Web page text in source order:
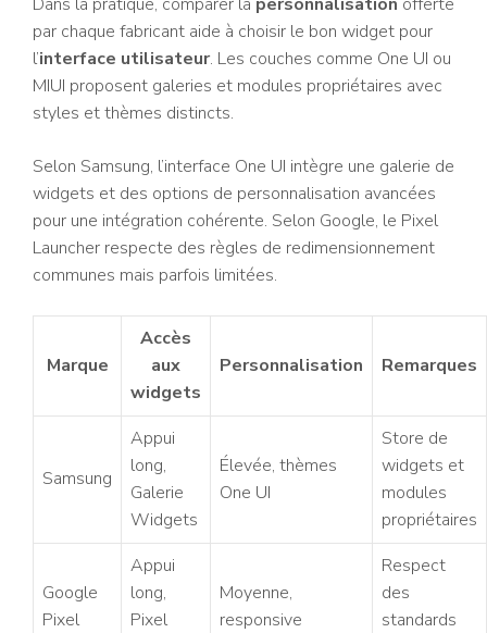
par chaque fabricant aide à choisir le bon widget pour
l’interface utilisateur. Les couches comme One UI ou
MIUI proposent galeries et modules propriétaires avec
styles et thèmes distincts.
Selon Samsung, l’interface One UI intègre une galerie de
widgets et des options de personnalisation avancées
pour une intégration cohérente. Selon Google, le Pixel
Launcher respecte des règles de redimensionnement
communes mais parfois limitées.
Marque
Accès
aux
widgets
Personnalisation Remarques
Samsung
Appui
long,
Galerie
Widgets
Élevée, thèmes
One UI
Store de
widgets et
modules
propriétaires
Google
Pixel
Appui
long,
Pixel
Moyenne,
responsive
Respect
des
standards